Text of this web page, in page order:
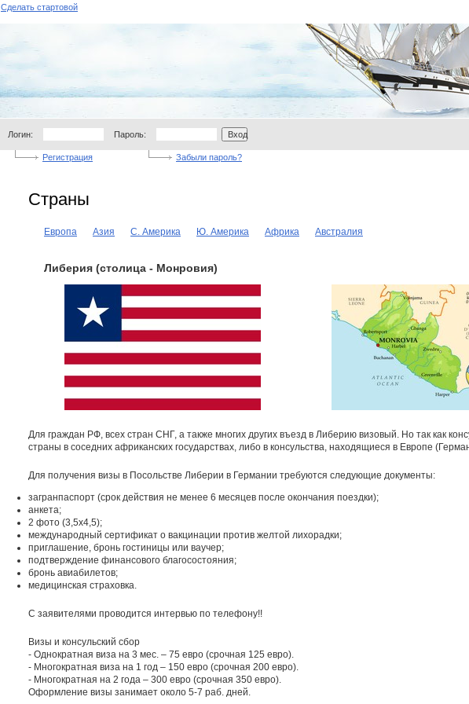
Сделать стартовой
Логин: Пароль: Вход
Регистрация Забыли пароль?
Страны
Европа Азия С. Америка Ю. Америка Африка Австралия
Либерия (столица - Монровия)
Для граждан РФ, всех стран СНГ, а также многих других въезд в Либерию визовый. Но так как
страны в соседних африканских государствах, либо в консульства, находящиеся в Европе
Для получения визы в Посольстве Либерии в Германии требуются следующие документы:
загранпаспорт (срок действия не менее 6 месяцев после окончания поездки);
анкета;
2 фото (3,5х4,5);
международный сертификат о вакцинации против желтой лихорадки;
приглашение, бронь гостиницы или ваучер;
подтверждение финансового благосостояния;
бронь авиабилетов;
медицинская страховка.
С заявителями проводится интервью по телефону!!
Визы и консульский сбор
- Однократная виза на 3 мес. – 75 евро (срочная 125 евро).
- Многократная виза на 1 год – 150 евро (срочная 200 евро).
- Многократная на 2 года – 300 евро (срочная 350 евро).
Оформление визы занимает около 5-7 раб. дней.